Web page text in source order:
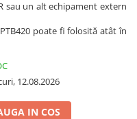
sau un alt echipament extern
poate fi folosită atât în
12.08.2026
IN COS